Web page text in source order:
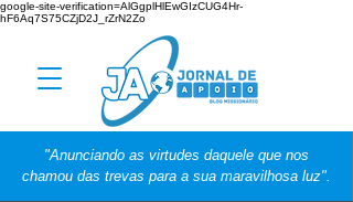
google-site-verification=AlGgplHlEwGIzCUG4Hr-
hF6Aq7S75CZjD2J_rZrN2Zo
"Anunciando as virtudes daquele que nos
chamou das trevas para a sua maravilhosa luz".